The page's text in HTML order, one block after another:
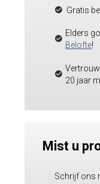
Gratis
Elders
Belofte!
20 jaar
Mist u
Schrijf ons